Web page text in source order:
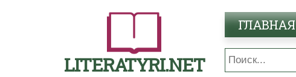
LITERATYRI.NET
ГЛАВНАЯ